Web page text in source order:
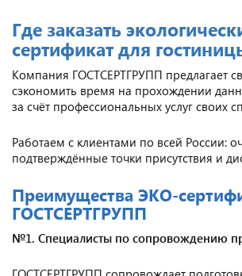
Где заказать
сертификат для
Компания ГОСТСЕРТГРУПП предлагает
сэкономить время на прохождении
за счёт профессиональных услуг своих
Работаем с клиентами по всей России:
подтверждённые точки присутствия и
Преимущества ЭКО-
ГОСТСЕРТГРУПП
№1. Специалисты по сопровождению